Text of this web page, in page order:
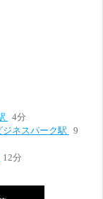
4分
ジネスパーク駅
9
12分